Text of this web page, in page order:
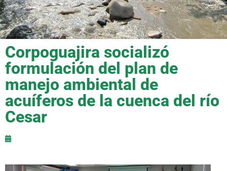
Corpoguajira socializó
formulación del plan de
manejo ambiental de
acuíferos de la cuenca del río
Cesar